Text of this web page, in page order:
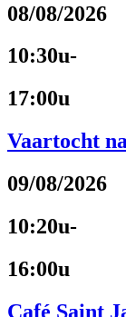
08/08/2026
10:30u-
17:00u
Vaartocht
09/08/2026
10:20u-
16:00u
Café Saint